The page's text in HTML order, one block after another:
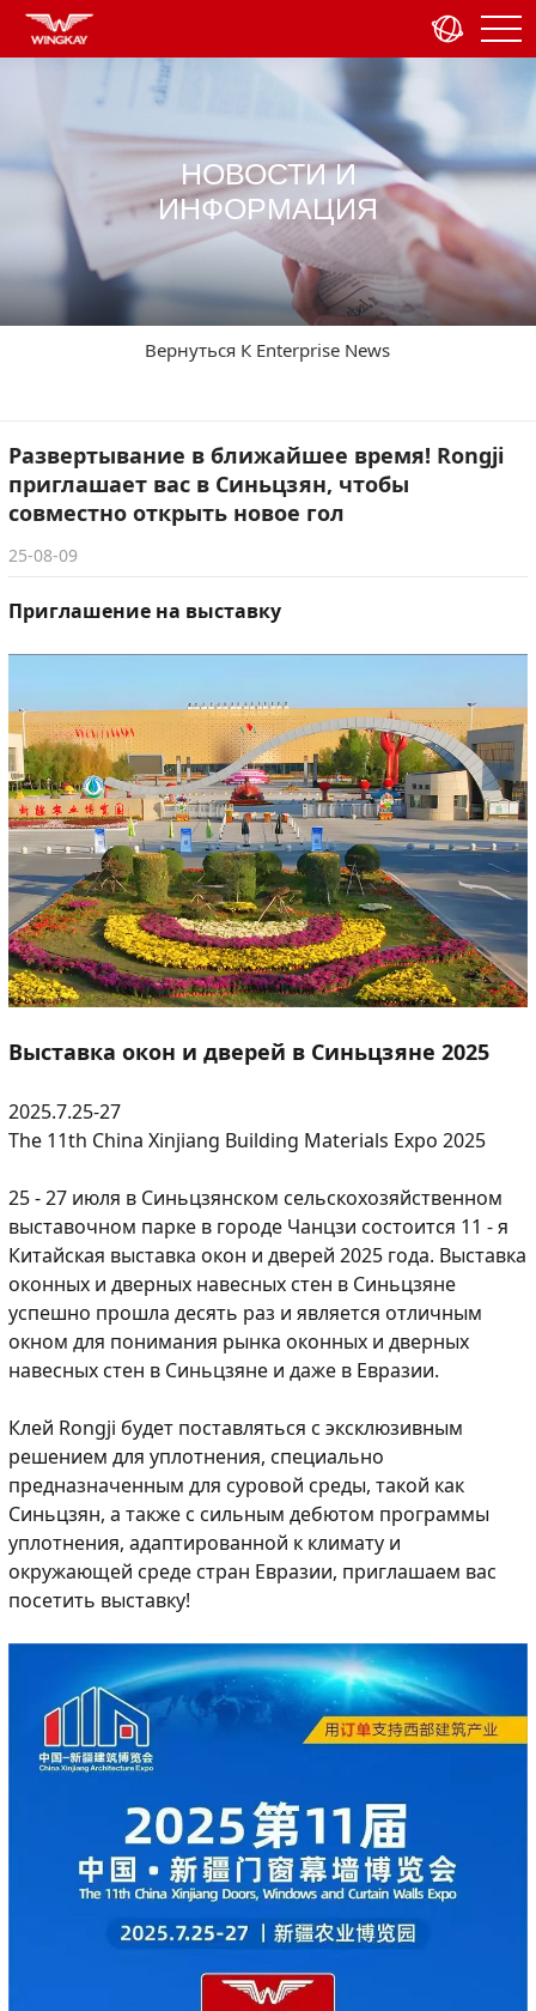
НОВОСТИ И
ИНФОРМАЦИЯ
Вернуться К Enterprise News
Развертывание в ближайшее время! Rongji
приглашает вас в Синьцзян, чтобы
совместно открыть новое гол
25-08-09
Приглашение на выставку
Выставка окон и дверей в Синьцзяне 2025
2025.7.25-27
The 11th China Xinjiang Building Materials Expo 2025
25 - 27 июля в Синьцзянском сельскохозяйственном
выставочном парке в городе Чанцзи состоится 11 - я
Китайская выставка окон и дверей 2025 года. Выставка
оконных и дверных навесных стен в Синьцзяне
успешно прошла десять раз и является отличным
окном для понимания рынка оконных и дверных
навесных стен в Синьцзяне и даже в Евразии.
Клей Rongji будет поставляться с эксклюзивным
решением для уплотнения, специально
предназначенным для суровой среды, такой как
Синьцзян, а также с сильным дебютом программы
уплотнения, адаптированной к климату и
окружающей среде стран Евразии, приглашаем вас
посетить выставку!